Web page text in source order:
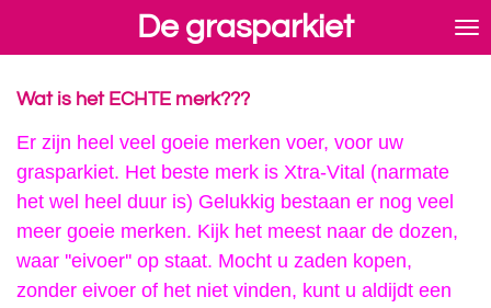
de
De grasparkiet
Wat is het ECHTE merk???
Er zijn heel veel goeie merken voer, voor uw
grasparkiet. Het beste merk is Xtra-Vital (narmate
het wel heel duur is) Gelukkig bestaan er nog veel
meer goeie merken. Kijk het meest naar de dozen,
waar ''eivoer'' op staat. Mocht u zaden kopen,
zonder eivoer of het niet vinden, kunt u aldijdt een